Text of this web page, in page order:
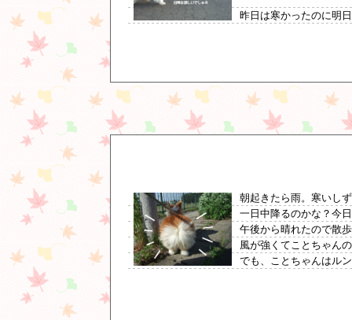
昨日は寒かったのに明
朝起きたら雨。寒いし
一日中降るのかな？今
午後から晴れたので散
風が強くてことちゃん
でも、ことちゃんはル